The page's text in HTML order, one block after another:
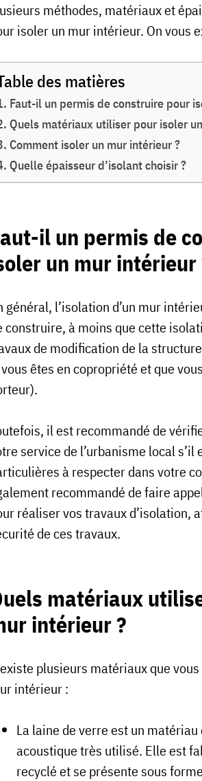
méthodes, matériaux et
isoler un mur intérieur. On vous
des matières
Faut-il un permis de construire pour
Quels matériaux utiliser pour isoler
Comment isoler un mur intérieur ?
Quelle épaisseur d’isolant choisir ?
il un permis de
un mur intérieur
général, l’isolation d’un mur
construire, à moins que cette
de modification de la
êtes en copropriété et que
il est recommandé de
service de l’urbanisme local
à respecter dans votre
recommandé de faire
réaliser vos travaux d’isolation,
de ces travaux.
matériaux
intérieur ?
plusieurs matériaux que
intérieur :
La laine de verre est un
acoustique très utilisé. Elle est
recyclé et se présente sous